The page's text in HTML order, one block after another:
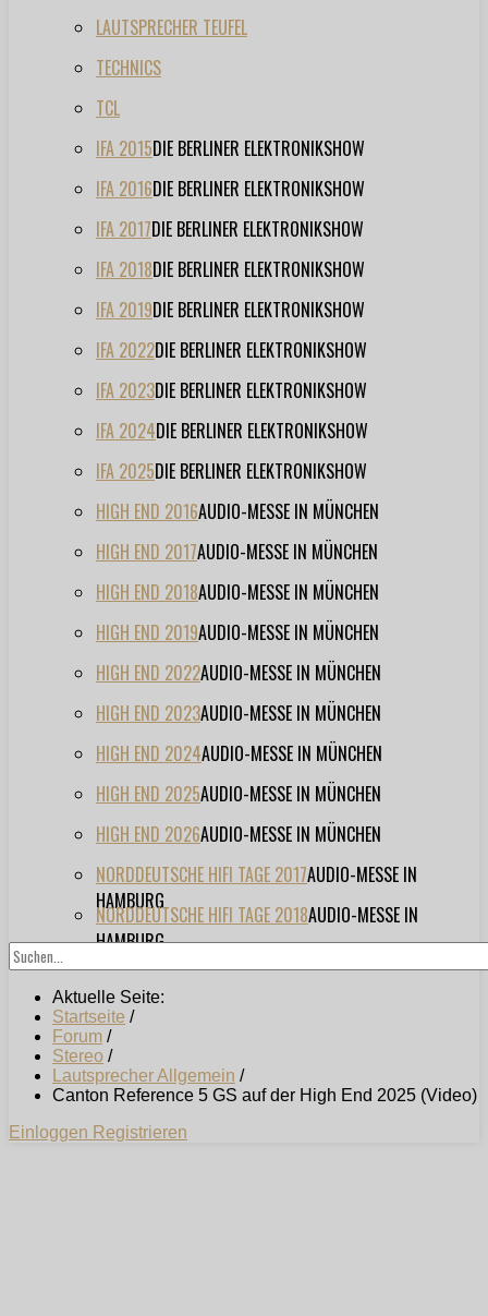
LAUTSPRECHER TEUFEL
TECHNICS
TCL
IFA 2015DIE BERLINER ELEKTRONIKSHOW
IFA 2016DIE BERLINER ELEKTRONIKSHOW
IFA 2017DIE BERLINER ELEKTRONIKSHOW
IFA 2018DIE BERLINER ELEKTRONIKSHOW
IFA 2019DIE BERLINER ELEKTRONIKSHOW
IFA 2022DIE BERLINER ELEKTRONIKSHOW
IFA 2023DIE BERLINER ELEKTRONIKSHOW
IFA 2024DIE BERLINER ELEKTRONIKSHOW
IFA 2025DIE BERLINER ELEKTRONIKSHOW
HIGH END 2016AUDIO-MESSE IN MÜNCHEN
HIGH END 2017AUDIO-MESSE IN MÜNCHEN
HIGH END 2018AUDIO-MESSE IN MÜNCHEN
HIGH END 2019AUDIO-MESSE IN MÜNCHEN
HIGH END 2022AUDIO-MESSE IN MÜNCHEN
HIGH END 2023AUDIO-MESSE IN MÜNCHEN
HIGH END 2024AUDIO-MESSE IN MÜNCHEN
HIGH END 2025AUDIO-MESSE IN MÜNCHEN
HIGH END 2026AUDIO-MESSE IN MÜNCHEN
NORDDEUTSCHE HIFI TAGE 2017AUDIO-MESSE IN
HAMBURG
NORDDEUTSCHE HIFI TAGE 2018AUDIO-MESSE IN
HAMBURG
Aktuelle Seite:
Startseite /
Forum /
Stereo /
Lautsprecher Allgemein /
Canton Reference 5 GS auf der High End 2025 (Video)
Einloggen Registrieren